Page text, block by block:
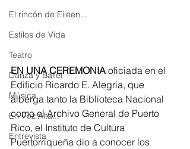
El rincón de Eileen...
Estilos de Vida
Teatro
Danza y Ballet
Música
En Voz Alta...
Entrevista
EN UNA CEREMONIA oficiada en el
Edificio Ricardo E. Alegría, que
alberga tanto la Biblioteca Nacional
como el Archivo General de Puerto
Rico, el Instituto de Cultura
Puertorriqueña dio a conocer los